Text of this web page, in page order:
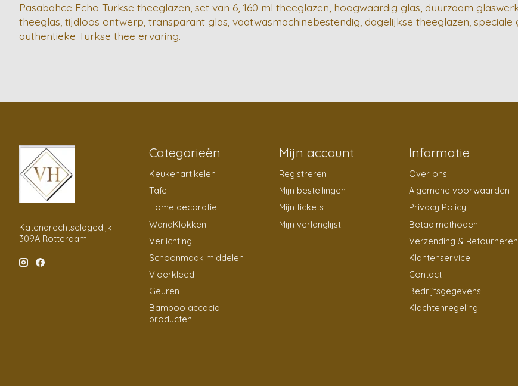
Pasabahce Echo Turkse theeglazen, set van 6, 160 ml theeglazen, hoogwaardig glas, duurzaam
theeglas, tijdloos ontwerp, transparant glas, vaatwasmachinebestendig, dagelijkse theeglazen,
authentieke Turkse thee ervaring.
Katendrechtselagedijk
309A Rotterdam
Categorieën
Keukenartikelen
Tafel
Home decoratie
WandKlokken
Verlichting
Schoonmaak middelen
Vloerkleed
Geuren
Bamboo accacia
producten
Mijn account
Registreren
Mijn bestellingen
Mijn tickets
Mijn verlanglijst
Informatie
Over ons
Algemene voorwaarden
Privacy Policy
Betaalmethoden
Verzending & Retourneren
Klantenservice
Contact
Bedrijfsgegevens
Klachtenregeling